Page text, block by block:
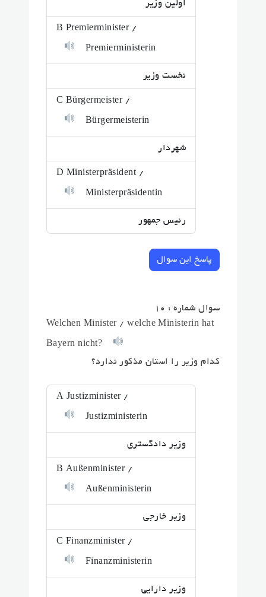
اولین وزیر
B Premierminister /
Premierministerin
نخست وزیر
C Bürgermeister /
Bürgermeisterin
شهردار
D Ministerpräsident /
Ministerpräsidentin
رئیس جمهور
پاسخ این سوال
سوال شماره : 10
Welchen Minister / welche Ministerin hat
Bayern nicht?
کدام وزیر را استان مذکور ندارد؟
A Justizminister /
Justizministerin
وزیر دادگستری
B Außenminister /
Außenministerin
وزیر خارجی
C Finanzminister /
Finanzministerin
وزیر دارایی